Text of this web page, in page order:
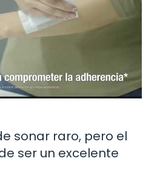
sonar raro, pero el
ser un excelente